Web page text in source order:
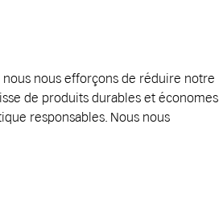
nous efforçons de réduire notre
de produits durables et économes
responsables. Nous nous